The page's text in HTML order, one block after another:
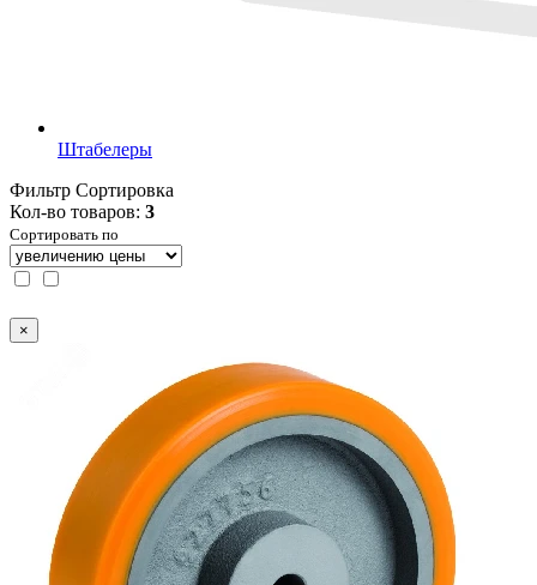
Штабелеры
Фильтр Сортировка
Кол-во товаров: 3
Сортировать по
×